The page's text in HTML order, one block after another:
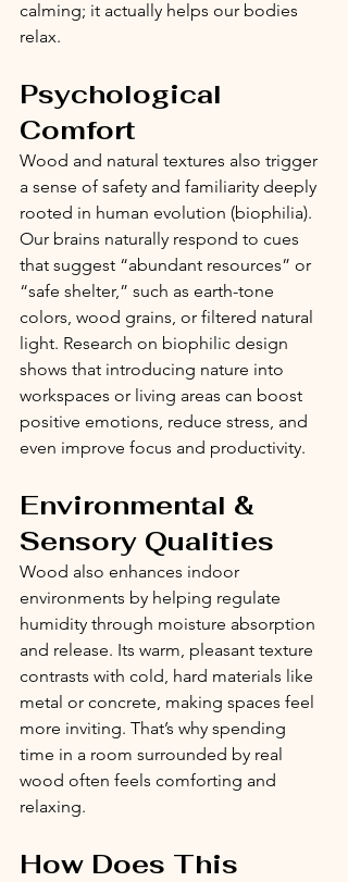
calming; it actually helps our bodies
relax.
Psychological
Comfort
Wood and natural textures also trigger
a sense of safety and familiarity deeply
rooted in human evolution (biophilia).
Our brains naturally respond to cues
that suggest “abundant resources” or
“safe shelter,” such as earth-tone
colors, wood grains, or filtered natural
light. Research on biophilic design
shows that introducing nature into
workspaces or living areas can boost
positive emotions, reduce stress, and
even improve focus and productivity.
Environmental &
Sensory Qualities
Wood also enhances indoor
environments by helping regulate
humidity through moisture absorption
and release. Its warm, pleasant texture
contrasts with cold, hard materials like
metal or concrete, making spaces feel
more inviting. That’s why spending
time in a room surrounded by real
wood often feels comforting and
relaxing.
How Does This